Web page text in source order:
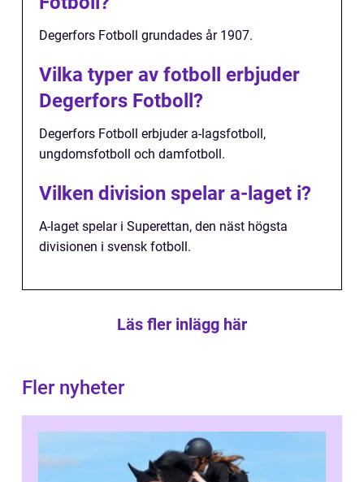
Degerfors Fotboll grundades år 1907.
Vilka typer av fotboll erbjuder
Degerfors Fotboll?
Degerfors Fotboll erbjuder a-lagsfotboll,
ungdomsfotboll och damfotboll.
Vilken division spelar a-laget i?
A-laget spelar i Superettan, den näst högsta
divisionen i svensk fotboll.
Läs fler inlägg här
Fler nyheter